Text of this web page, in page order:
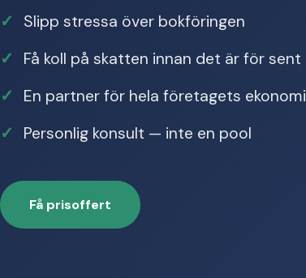
Slipp stressa över bokföringen
Få koll på skatten innan det är för sent
En partner för hela företagets ekonomi
Personlig konsult — inte en pool
Få prisoffert